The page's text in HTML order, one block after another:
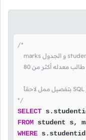
/*
    marks و الجدول students هذا الإستعلام يقوم بجلب معلومات طالب موزعة في الأساس بداخل جدولين هما الجدول
*/
SELECT
FROM
WHERE s.studentid